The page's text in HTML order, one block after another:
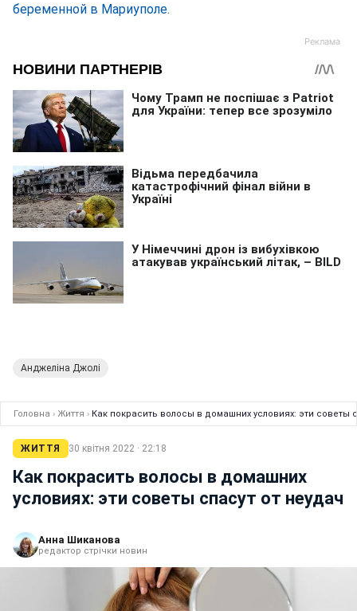
беременной в Мариуполе.
Анджеліна Джолі
Головна › Життя › Как покрасить волосы в домашних условиях: эти советы
ЖИТТЯ 30 квітня 2022 · 22:18
Как покрасить волосы в домашних
условиях: эти советы спасут от неудач
Анна Шиканова
редактор стрічки новин